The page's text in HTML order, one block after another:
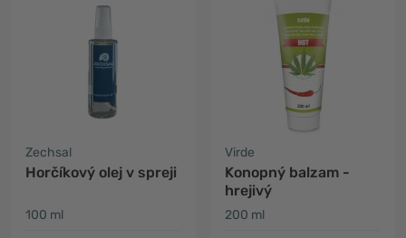
Zechsal
Horčíkový olej v spreji
100 ml
Virde
Konopný balzam -
hrejivý
200 ml